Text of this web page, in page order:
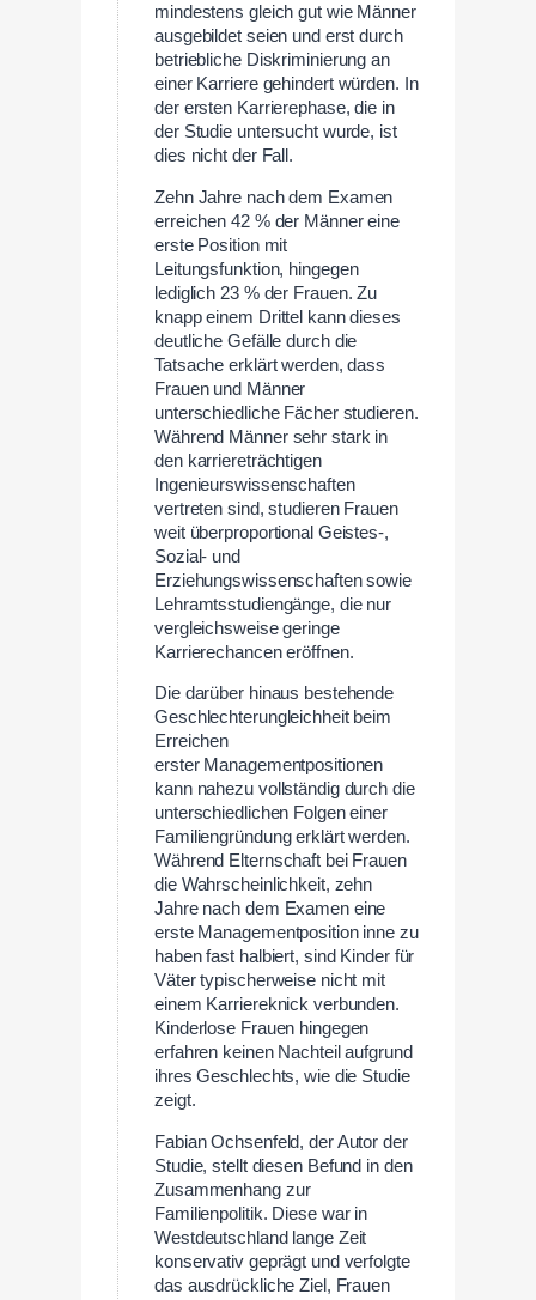
mindestens gleich gut wie Männer
ausgebildet seien und erst durch
betriebliche Diskriminierung an
einer Karriere gehindert würden. In
der ersten Karrierephase, die in
der Studie untersucht wurde, ist
dies nicht der Fall.
Zehn Jahre nach dem Examen
erreichen 42 % der Männer eine
erste Position mit
Leitungsfunktion, hingegen
lediglich 23 % der Frauen. Zu
knapp einem Drittel kann dieses
deutliche Gefälle durch die
Tatsache erklärt werden, dass
Frauen und Männer
unterschiedliche Fächer studieren.
Während Männer sehr stark in
den karriereträchtigen
Ingenieurswissenschaften
vertreten sind, studieren Frauen
weit überproportional Geistes-,
Sozial- und
Erziehungswissenschaften sowie
Lehramtsstudiengänge, die nur
vergleichsweise geringe
Karrierechancen eröffnen.
Die darüber hinaus bestehende
Geschlechterungleichheit beim
Erreichen
erster Managementpositionen
kann nahezu vollständig durch die
unterschiedlichen Folgen einer
Familiengründung erklärt werden.
Während Elternschaft bei Frauen
die Wahrscheinlichkeit, zehn
Jahre nach dem Examen eine
erste Managementposition inne zu
haben fast halbiert, sind Kinder für
Väter typischerweise nicht mit
einem Karriereknick verbunden.
Kinderlose Frauen hingegen
erfahren keinen Nachteil aufgrund
ihres Geschlechts, wie die Studie
zeigt.
Fabian Ochsenfeld, der Autor der
Studie, stellt diesen Befund in den
Zusammenhang zur
Familienpolitik. Diese war in
Westdeutschland lange Zeit
konservativ geprägt und verfolgte
das ausdrückliche Ziel, Frauen